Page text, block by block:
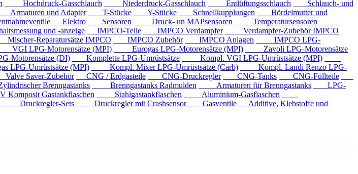
Hochdruck-Gasschlauch Niederdruck-Gasschlauch Entlüftungsschlauch
Schlauch- und
Armaturen und Adapter T-Stücke Y-Stücke Schnellkupplungen
Bördelmutter und
Elektro Sensoren Druck- un MAPsensoren
Temperatursensoren
und -anzeige IMPCO-Teile IMPCO Verdampfer
Verdampfer-Zubehör IMPCO
Reparatursätze IMPCO IMPCO Zubehör IMPCO Anlagen
IMPCO LPG-
LPG-Motorensätze (MPI) Eurogas LPG-Motorensätze (MPI)
Zavoli LPG-Motorensätze
Motorensätze (DI) Komplette LPG-Umrüstsätze
Kompl. VGI LPG-Umrüstsätze (MPI)
Umrüstsätze (MPI) Kompl. Mixer LPG-Umrüstsätze (Carb)
Kompl. Landi Renzo LPG-
Saver-Zubehör CNG / Erdgasteile CNG-Druckregler CNG-Tanks
CNG-Füllteile
Brenngastanks Brenngastanks Radmulden Armaturen für Brenngastanks
LPG-
Gastankflaschen Stahlgastankflaschen
Aluminium-Gasflaschen
Druckregler-Sets Druckregler mit Crashsensor Gasventile
Additive, Klebstoffe und